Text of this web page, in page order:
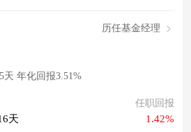
历任基金经理
天 年化回报3.51%
天
任职回报
1.42%